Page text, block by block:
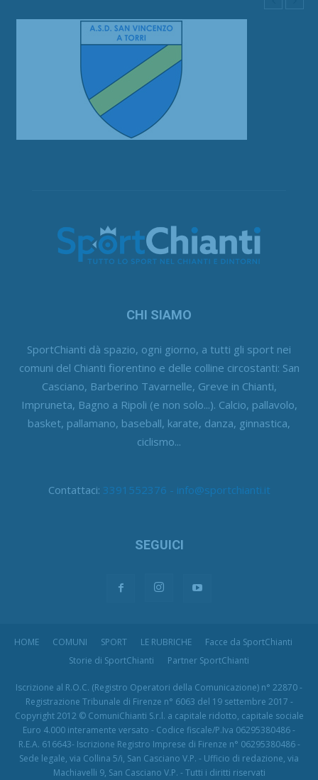
CHI SIAMO
SportChianti dà spazio, ogni giorno, a tutti gli sport nei
comuni del Chianti fiorentino e delle colline circostanti: San
Casciano, Barberino Tavarnelle, Greve in Chianti,
Impruneta, Bagno a Ripoli (e non solo...). Calcio, pallavolo,
basket, pallamano, baseball, karate, danza, ginnastica,
ciclismo...
Contattaci: 3391552376 - info@sportchianti.it
SEGUICI
HOME COMUNI SPORT LE RUBRICHE
Facce da SportChianti
Storie di SportChianti
Partner SportChianti
Iscrizione al R.O.C. (Registro Operatori della Comunicazione) n° 22870 -
Registrazione Tribunale di Firenze n° 6063 del 19 settembre 2017 -
Copyright 2012 © ComuniChianti S.r.l. a capitale ridotto, capitale sociale
Euro 4.000 interamente versato - Codice fiscale/P.Iva 06295380486 -
R.E.A. 616643- Iscrizione Registro Imprese di Firenze n° 06295380486 -
Sede legale, via Collina 5/i, San Casciano V.P. - Ufficio di redazione, via
Machiavelli 9, San Casciano V.P. - Tutti i diritti riservati